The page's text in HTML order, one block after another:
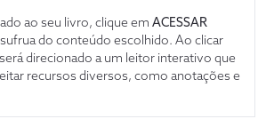
ao seu livro, clique em ACESSAR
do conteúdo escolhido. Ao clicar
direcionado a um leitor interativo que
recursos diversos, como anotações e